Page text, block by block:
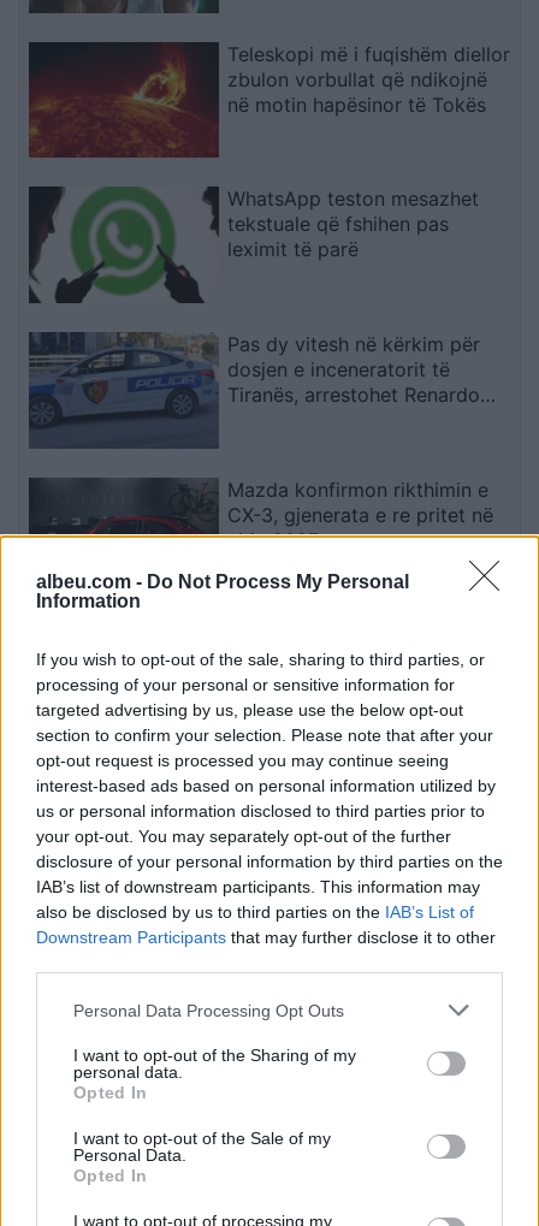
albeu.com - Do Not Process My Personal
Information
If you wish to opt-out of the sale, sharing to third parties, or
processing of your personal or sensitive information for
targeted advertising by us, please use the below opt-out
section to confirm your selection. Please note that after your
opt-out request is processed you may continue seeing
interest-based ads based on personal information utilized by
us or personal information disclosed to third parties prior to
your opt-out. You may separately opt-out of the further
disclosure of your personal information by third parties on the
IAB’s list of downstream participants. This information may
also be disclosed by us to third parties on the IAB’s List of
Downstream Participants that may further disclose it to other
Personal Data Processing Opt Outs
I want to opt-out of the Sharing of my
personal data.
Opted In
I want to opt-out of the Sale of my
Personal Data.
Opted In
I want to opt-out of processing my
Teleskopi më i fuqishëm diellor
zbulon vorbullat që ndikojnë
në motin hapësinor të Tokës
WhatsApp teston mesazhet
tekstuale që fshihen pas
leximit të parë
Pas dy vitesh në kërkim për
dosjen e inceneratorit të
Tiranës, arrestohet Renardo
Mazda konfirmon rikthimin e
CX-3, gjenerata e re pritet në
vitin 2027
Mourinho: Nuk e mendoja se
do të ishte kështu
Esim for Global|Esim for Europe|
Esim for Caribbean